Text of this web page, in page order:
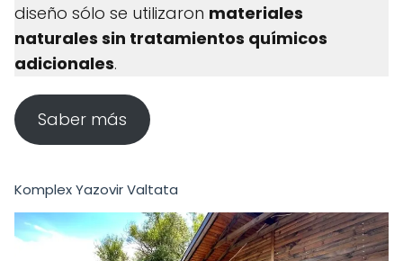
diseño sólo se utilizaron materiales
naturales sin tratamientos químicos
adicionales.
Saber más
Komplex Yazovir Valtata